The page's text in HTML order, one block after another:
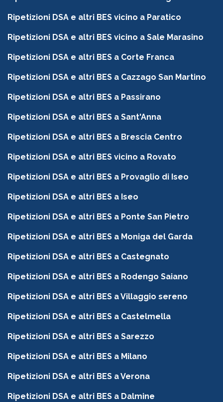
Ripetizioni DSA e altri BES vicino a Paratico
Ripetizioni DSA e altri BES vicino a Sale Marasino
Ripetizioni DSA e altri BES a Corte Franca
Ripetizioni DSA e altri BES a Cazzago San Martino
Ripetizioni DSA e altri BES a Passirano
Ripetizioni DSA e altri BES a Sant'Anna
Ripetizioni DSA e altri BES a Brescia Centro
Ripetizioni DSA e altri BES vicino a Rovato
Ripetizioni DSA e altri BES a Provaglio di Iseo
Ripetizioni DSA e altri BES a Iseo
Ripetizioni DSA e altri BES a Ponte San Pietro
Ripetizioni DSA e altri BES a Moniga del Garda
Ripetizioni DSA e altri BES a Castegnato
Ripetizioni DSA e altri BES a Rodengo Saiano
Ripetizioni DSA e altri BES a Villaggio sereno
Ripetizioni DSA e altri BES a Castelmella
Ripetizioni DSA e altri BES a Sarezzo
Ripetizioni DSA e altri BES a Milano
Ripetizioni DSA e altri BES a Verona
Ripetizioni DSA e altri BES a Dalmine